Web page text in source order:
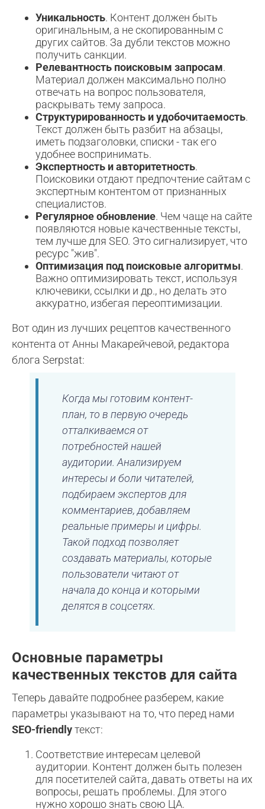
Уникальность. Контент должен быть
оригинальным, а не скопированным с
других сайтов. За дубли текстов можно
получить санкции.
Релевантность поисковым запросам.
Материал должен максимально полно
отвечать на вопрос пользователя,
раскрывать тему запроса.
Структурированность и удобочитаемость.
Текст должен быть разбит на абзацы,
иметь подзаголовки, списки - так его
удобнее воспринимать.
Экспертность и авторитетность.
Поисковики отдают предпочтение сайтам с
экспертным контентом от признанных
специалистов.
Регулярное обновление. Чем чаще на сайте
появляются новые качественные тексты,
тем лучше для SEO. Это сигнализирует, что
ресурс "жив".
Оптимизация под поисковые алгоритмы.
Важно оптимизировать текст, используя
ключевики, ссылки и др., но делать это
аккуратно, избегая переоптимизации.
Вот один из лучших рецептов качественного
контента от Анны Макарейчевой, редактора
блога Serpstat:
Когда мы готовим контент-
план, то в первую очередь
отталкиваемся от
потребностей нашей
аудитории. Анализируем
интересы и боли читателей,
подбираем экспертов для
комментариев, добавляем
реальные примеры и цифры.
Такой подход позволяет
создавать материалы, которые
пользователи читают от
начала до конца и которыми
делятся в соцсетях.
Основные параметры
качественных текстов для сайта
Теперь давайте подробнее разберем, какие
параметры указывают на то, что перед нами
SEO-friendlyтекст:
Соответствие интересам целевой
аудитории. Контент должен быть полезен
для посетителей сайта, давать ответы на их
вопросы, решать проблемы. Для этого
нужно хорошо знать свою ЦА.